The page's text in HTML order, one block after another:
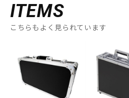
ITEMS
こちらもよく見られています